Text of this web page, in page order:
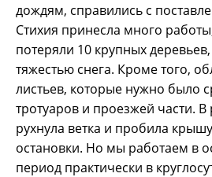
дождям, справились с
Стихия принесла много
потеряли 10 крупных
тяжестью снега. Кроме того,
листьев, которые нужно было
тротуаров и проезжей части.
рухнула ветка и пробила
остановки. Но мы работаем в
период практически в